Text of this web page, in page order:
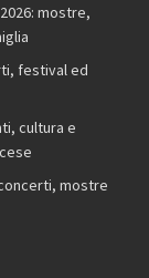
mostre,
festival ed
cultura e
mostre